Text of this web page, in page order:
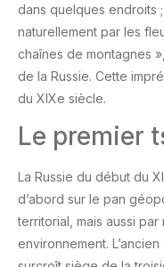
dans quelques endroits
naturellement par les
chaînes de montagnes
de la Russie. Cette
du XIXe siècle.
Le premier
La Russie du début du
d’abord sur le pan
territorial, mais aussi
environnement.